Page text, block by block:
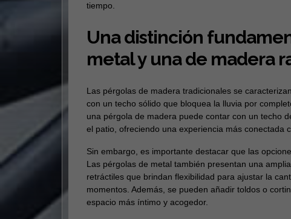
tiempo.
Una distinción
metal y una de madera
Las pérgolas de madera tradicionales se
con un techo sólido que bloquea la lluvia por
una pérgola de madera puede contar con un techo
el patio, ofreciendo una experiencia más conectada
Sin embargo, es importante destacar que las
Las pérgolas de metal también presentan una
retráctiles que brindan flexibilidad para ajustar la
momentos. Además, se pueden añadir toldos o
espacio más íntimo y acogedor.